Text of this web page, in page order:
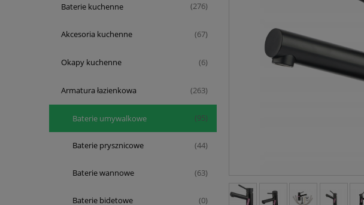
Baterie kuchenne (276)
Akcesoria kuchenne (67)
Okapy kuchenne (6)
Armatura łazienkowa (263)
Baterie umywalkowe (95)
Baterie prysznicowe (44)
Baterie wannowe (63)
Baterie bidetowe (0)